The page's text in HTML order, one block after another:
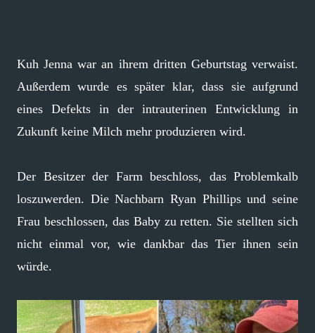
Kuh Jenna war an ihrem dritten Geburtstag verwaist.
Außerdem wurde es später klar, dass sie aufgrund
eines Defekts in der intrauterinen Entwicklung in
Zukunft keine Milch mehr produzieren wird.
Der Besitzer der Farm beschloss, das Problemkalb
loszuwerden. Die Nachbarn Ryan Phillips und seine
Frau beschlossen, das Baby zu retten. Sie stellten sich
nicht einmal vor, wie dankbar das Tier ihnen sein
würde.